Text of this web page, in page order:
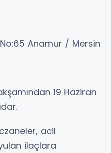
Anamur / Mersin
19 Haziran
acil
ilaçlara